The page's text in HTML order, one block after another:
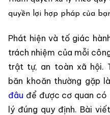
Phát hiện và tố giác
trách nhiệm của mỗi
trật tự, an toàn xã hội.
băn khoăn thường gặp là
đâu để được cơ quan có
lý đúng quy định. Bài